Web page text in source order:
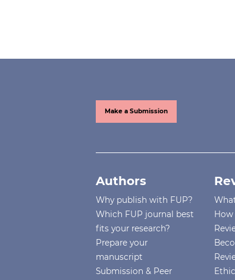
Make a Submission
Authors
Why publish with FUP?
Which FUP journal best
fits your research?
Prepare your
manuscript
Submission & Peer